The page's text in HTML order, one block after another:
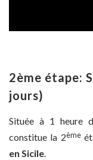
2ème étape:
jours)
Située à 1 heure
constitue la 2ème
en Sicile.